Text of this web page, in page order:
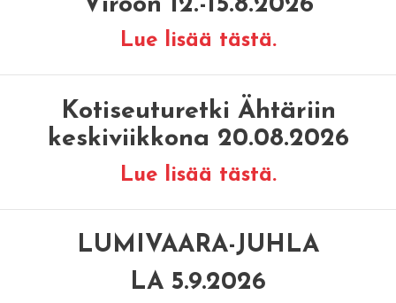
Lue lisää tästä.
Kotiseuturetki Ähtäriin
keskiviikkona 20.08.2026
Lue lisää tästä.
LUMIVAARA-JUHLA
LA 5.9.2026